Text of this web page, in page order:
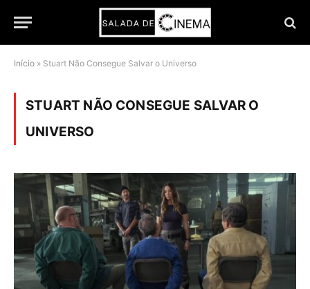
Início » Stuart Não Consegue Salvar o Universo
STUART NÃO CONSEGUE SALVAR O
UNIVERSO